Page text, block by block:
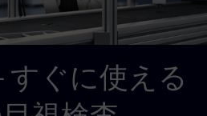
ぐに使える